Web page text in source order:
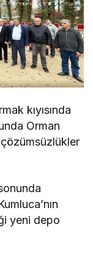
kıyısında
Orman
yeni depo